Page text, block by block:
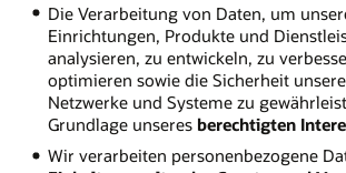
Die Verarbeitung von Daten, um
Einrichtungen, Produkte und
analysieren, zu entwickeln, zu
optimieren sowie die Sicherheit
Netzwerke und Systeme zu
Grundlage unseres berechtigten
Wir verarbeiten personenbezogene